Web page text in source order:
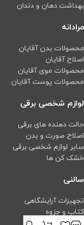
بهداشت دهان و دندان
مرادانه
محصولات بدن آقایان
اصلاح آقایان
محصولات موی آقایان
محصولات پوست آقایان
لوازم شخصی برقی
حالت دهنده های برقی
اصلاح صورت و بدن
سایر لوازم شخصی برقی
خشک کن ها
سالنی
تجهیزات آرایشگاهی
کتاب و جزوه